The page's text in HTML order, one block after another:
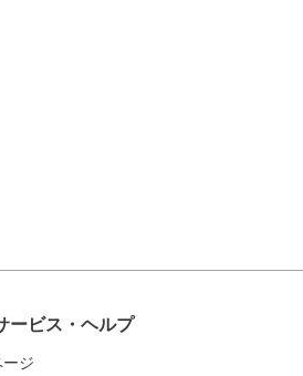
ービス・ヘルプ
ジ